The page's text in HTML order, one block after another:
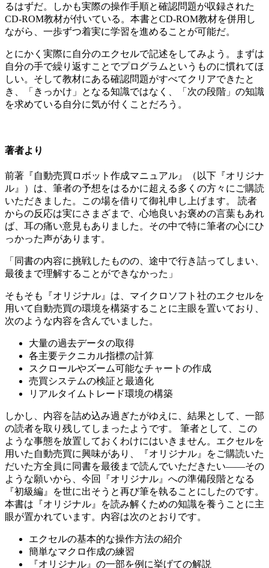
るはずだ。しかも実際の操作手順と確認問題が収録された
CD-ROM教材が付いている。本書とCD-ROM教材を併用し
ながら、一歩ずつ着実に学習を進めることが可能だ。
とにかく実際に自分のエクセルで記述をしてみよう。まずは
自分の手で繰り返すことでプログラムというものに慣れてほ
しい。そして教材にある確認問題がすべてクリアできたと
き、「きっかけ」となる知識ではなく、「次の段階」の知識
を求めている自分に気が付くことだろう。
著者より
前著『自動売買ロボット作成マニュアル』（以下『オリジナ
ル』）は、筆者の予想をはるかに超える多くの方々にご購読
いただきました。この場を借りて御礼申し上げます。 読者
からの反応は実にさまざまで、心地良いお褒めの言葉もあれ
ば、耳の痛い意見もありました。その中で特に筆者の心にひ
っかった声があります。
「同書の内容に挑戦したものの、途中で行き詰ってしまい、
最後まで理解することができなかった」
そもそも『オリジナル』は、マイクロソフト社のエクセルを
用いて自動売買の環境を構築することに主眼を置いており、
次のような内容を含んでいました。
大量の過去データの取得
各主要テクニカル指標の計算
スクロールやズーム可能なチャートの作成
売買システムの検証と最適化
リアルタイムトレード環境の構築
しかし、内容を詰め込み過ぎたがゆえに、結果として、一部
の読者を取り残してしまったようです。 筆者として、この
ような事態を放置しておくわけにはいきません。エクセルを
用いた自動売買に興味があり、『オリジナル』をご購読いた
だいた方全員に同書を最後まで読んでいただきたい――その
ような願いから、今回『オリジナル』への準備段階となる
『初級編』を世に出そうと再び筆を執ることにしたのです。
本書は『オリジナル』を読み解くための知識を養うことに主
眼が置かれています。内容は次のとおりです。
エクセルの基本的な操作方法の紹介
簡単なマクロ作成の練習
『オリジナル』の一部を例に挙げての解説